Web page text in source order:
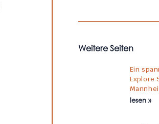
Weitere Seiten
Ein
Explore
lesen »